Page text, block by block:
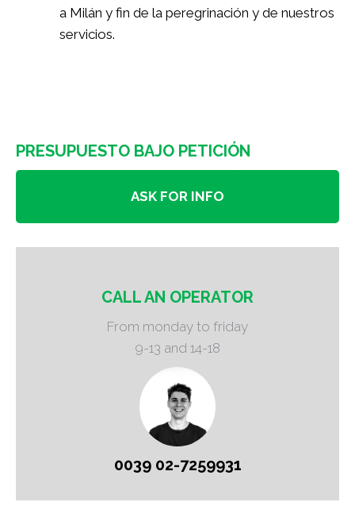
a Milán y fin de la peregrinación y de nuestros
servicios.
PRESUPUESTO BAJO PETICIÓN
ASK FOR INFO
CALL AN OPERATOR
From monday to friday
9-13 and 14-18
0039 02-7259931